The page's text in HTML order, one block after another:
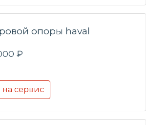
опоры haval
₽
на сервис